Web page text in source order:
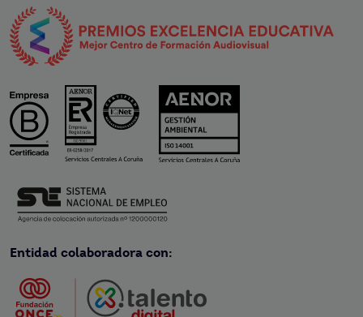
Entidad colaboradora con: